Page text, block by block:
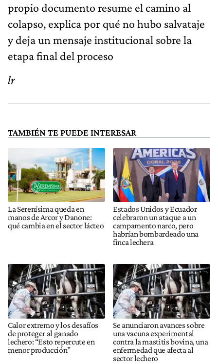
propio documento resume el camino al
colapso, explica por qué no hubo salvataje
y deja un mensaje institucional sobre la
etapa final del proceso
lr
TAMBIÉN TE PUEDE INTERESAR
La Serenísima queda en
manos de Arcor y Danone:
qué cambia en el sector lácteo
Estados Unidos y Ecuador
celebraron un ataque a un
campamento narco, pero
habrían bombardeado una
finca lechera
Calor extremo y los desafíos
de proteger al ganado
lechero: “Esto repercute en
menor producción”
Se anunciaron avances sobre
una vacuna experimental
contra la mastitis bovina, una
enfermedad que afecta al
sector lechero